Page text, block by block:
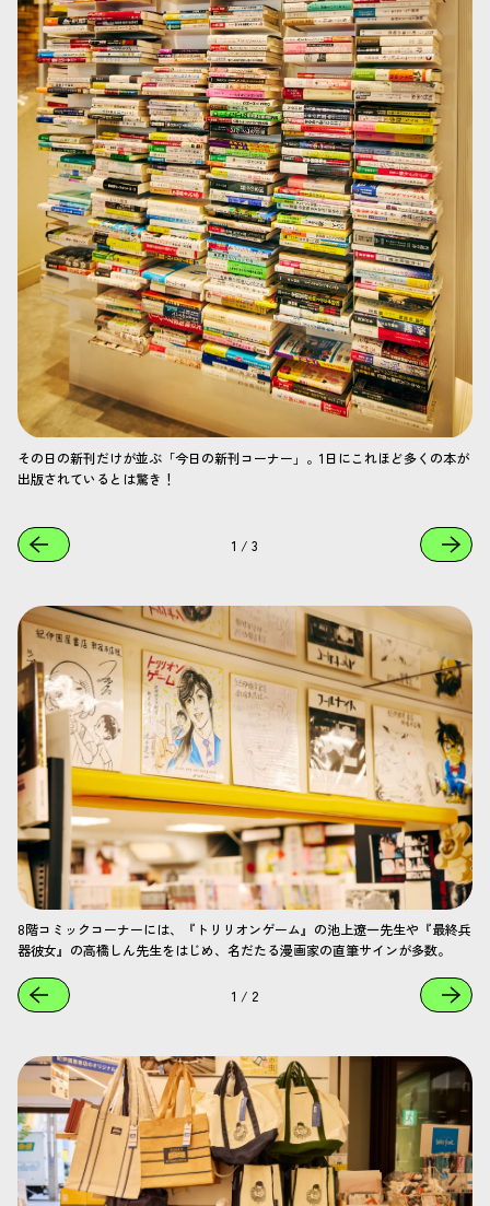
その日の新刊だけが並ぶ「今日の新刊コーナー」。1日にこれほど多くの本が
出版されているとは驚き！
1 / 3
8階コミックコーナーには、『トリリオンゲーム』の池上遼一先生や『最終兵
器彼女』の高橋しん先生をはじめ、名だたる漫画家の直筆サインが多数。
1 / 2